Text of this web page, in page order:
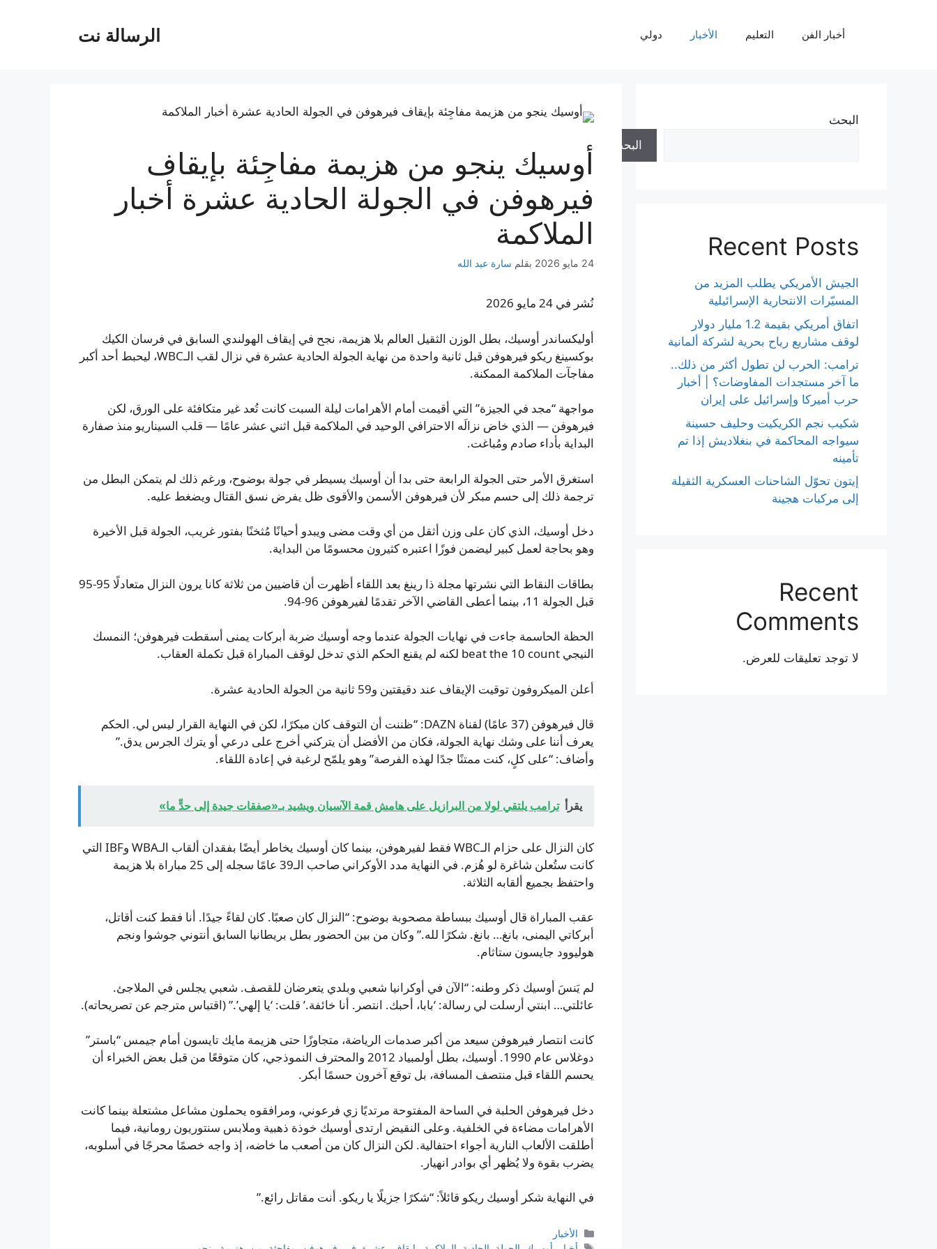
الرسالة نت أخبار الفن التعليم الأخبار دولي
أوسيك ينجو من هزيمة مفاجِئة بإيقاف
فيرهوفن في الجولة الحادية عشرة أخبار
الملاكمة
24 مايو 2026 بقلم سارة عبد الله
نُشر في 24 مايو 2026
أوليكساندر أوسيك، بطل الوزن الثقيل العالم بلا هزيمة، نجح في إيقاف الهولندي السابق في فرسان الكيك
بوكسينغ ريكو فيرهوفن قبل ثانية واحدة من نهاية الجولة الحادية عشرة في نزال لقب الـWBC، ليحبط أحد أكبر
مفاجآت الملاكمة الممكنة.
مواجهة “مجد في الجيزة” التي أقيمت أمام الأهرامات ليلة السبت كانت تُعد غير متكافئة على الورق، لكن
فيرهوفن — الذي خاض نزالَه الاحترافي الوحيد في الملاكمة قبل اثني عشر عامًا — قلب السيناريو منذ صفارة
البداية بأداء صادم ومُباغت.
استغرق الأمر حتى الجولة الرابعة حتى بدا أن أوسيك يسيطر في جولة بوضوح، ورغم ذلك لم يتمكن البطل من
ترجمة ذلك إلى حسم مبكر لأن فيرهوفن الأسمن والأقوى ظل يفرض نسق القتال ويضغط عليه.
دخل أوسيك، الذي كان على وزن أثقل من أي وقت مضى ويبدو أحيانًا مُثخنًا بفتور غريب، الجولة قبل الأخيرة
وهو بحاجة لعمل كبير ليضمن فوزًا اعتبره كثيرون محسومًا من البداية.
بطاقات النقاط التي نشرتها مجلة ذا رينغ بعد اللقاء أظهرت أن قاضيين من ثلاثة كانا يرون النزال متعادلًا 95-95
قبل الجولة 11، بينما أعطى القاضي الآخر تقدمًا لفيرهوفن 96-94.
الحظة الحاسمة جاءت في نهايات الجولة عندما وجه أوسيك ضربة أبركات يمنى أسقطت فيرهوفن؛ النمسك
النيجي beat the 10 count لكنه لم يقنع الحكم الذي تدخل لوقف المباراة قبل تكملة العقاب.
أعلن الميكروفون توقيت الإيقاف عند دقيقتين و59 ثانية من الجولة الحادية عشرة.
قال فيرهوفن (37 عامًا) لقناة DAZN: “ظننت أن التوقف كان مبكرًا، لكن في النهاية القرار ليس لي. الحكم
يعرف أننا على وشك نهاية الجولة، فكان من الأفضل أن يتركني أخرج على درعي أو يترك الجرس يدق.”
وأضاف: “على كلٍ، كنت ممتنًا جدًا لهذه الفرصة” وهو يلمّح لرغبة في إعادة اللقاء.
يقرأ ترامب يلتقي لولا من البرازيل على هامش قمة الآسيان ويشيد بـ«صفقات جيدة إلى حدٍّ ما»
كان النزال على حزام الـWBC فقط لفيرهوفن، بينما كان أوسيك يخاطر أيضًا بفقدان ألقاب الـWBA وIBF التي
كانت ستُعلن شاغرة لو هُزم. في النهاية مدد الأوكراني صاحب الـ39 عامًا سجله إلى 25 مباراة بلا هزيمة
واحتفظ بجميع ألقابه الثلاثة.
عقب المباراة قال أوسيك ببساطة مصحوبة بوضوح: “النزال كان صعبًا. كان لقاءً جيدًا. أنا فقط كنت أقاتل،
أبركاتي اليمنى، بانغ… بانغ. شكرًا لله.” وكان من بين الحضور بطل بريطانيا السابق أنتوني جوشوا ونجم
هوليوود جايسون ستاثام.
لم يَنسَ أوسيك ذكر وطنه: “الآن في أوكرانيا شعبي وبلدي يتعرضان للقصف. شعبي يجلس في الملاجئ.
عائلتي… ابنتي أرسلت لي رسالة: ‘بابا، أحبك. انتصر. أنا خائفة.’ قلت: ‘يا إلهي’.” (اقتباس مترجم عن تصريحاته).
كانت انتصار فيرهوفن سيعد من أكبر صدمات الرياضة، متجاوزًا حتى هزيمة مايك تايسون أمام جيمس “باستر”
دوغلاس عام 1990. أوسيك، بطل أولمبياد 2012 والمحترف النموذجي، كان متوقعًا من قبل بعض الخبراء أن
يحسم اللقاء قبل منتصف المسافة، بل توقع آخرون حسمًا أبكر.
دخل فيرهوفن الحلبة في الساحة المفتوحة مرتديًا زي فرعوني، ومرافقوه يحملون مشاعل مشتعلة بينما كانت
الأهرامات مضاءة في الخلفية. وعلى النقيض ارتدى أوسيك خوذة ذهبية وملابس سنتوريون رومانية، فيما
أطلقت الألعاب النارية أجواء احتفالية. لكن النزال كان من أصعب ما خاضه، إذ واجه خصمًا محرجًا في أسلوبه،
يضرب بقوة ولا يُظهر أي بوادر انهيار.
في النهاية شكر أوسيك ريكو قائلاً: “شكرًا جزيلًا يا ريكو. أنت مقاتل رائع.”
التصنيفات
الأخبار
البحث
البحث
Recent Posts
الجيش الأمريكي يطلب المزيد من
المسيّرات الانتحارية الإسرائيلية
اتفاق أمريكي بقيمة 1.2 مليار دولار
لوقف مشاريع رياح بحرية لشركة ألمانية
ترامب: الحرب لن تطول أكثر من ذلك..
ما آخر مستجدات المفاوضات؟ | أخبار
حرب أميركا وإسرائيل على إيران
شكيب نجم الكريكيت وحليف حسينة
سيواجه المحاكمة في بنغلاديش إذا تم
تأمينه
إيتون تحوّل الشاحنات العسكرية الثقيلة
إلى مركبات هجينة
Recent
Comments
لا توجد تعليقات للعرض.